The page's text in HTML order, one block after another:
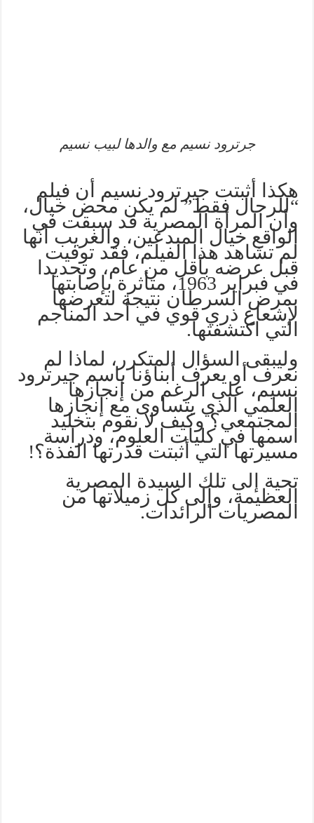
جرترود نسيم مع والدها لبيب نسيم
هكذا أثبتت جيرترود نسيم أن فيلم
“للرجال فقط” لم يكن محض خيال،
وأن المرأة المصرية قد سبقت في
الواقع خيال المبدعين، والغريب أنها
لم تشاهد هذا الفيلم، فقد توفيت
قبل عرضه بأقل من عام، وتحديدا
في فبراير 1963، متأثرة بإصابتها
بمرض السرطان نتيجة لتعرضها
لإشعاع ذري قوي في أحد المناجم
التي اكتشفتها.
وليبقى السؤال المتكرر، لماذا لم
نعرف أو يعرف أبناؤنا باسم جيرترود
نسيم، على الرغم من إنجازها
العلمي الذي يتساوى مع إنجازها
المجتمعي؟ وكيف لا نقوم بتخليد
اسمها في كليات العلوم، ودراسة
مسيرتها التي أثبتت قدرتها الفذة؟!
تحية إلى تلك السيدة المصرية
العظيمة، وإلى كل زميلاتها من
المصريات الرائدات.